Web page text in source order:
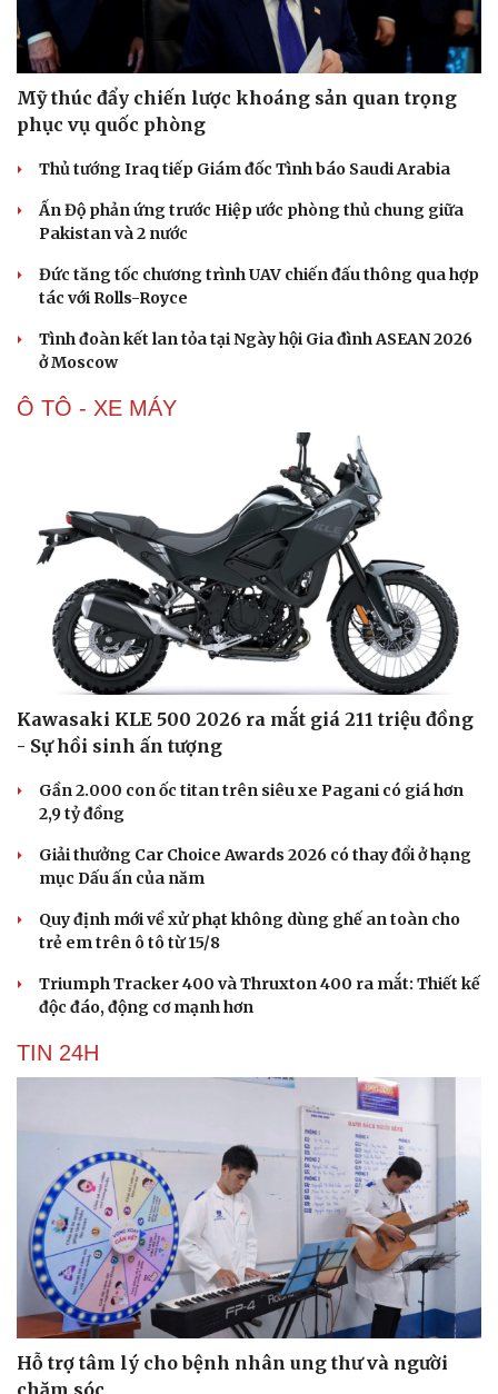
Du lịch
Tư vấn
check-in
Podcast
Cửa sổ tình yêu
Mỹ thúc đẩy chiến lược khoáng sản quan trọng
phục vụ quốc phòng
Thủ tướng Iraq tiếp Giám đốc Tình báo Saudi Arabia
Ấn Độ phản ứng trước Hiệp ước phòng thủ chung giữa
Pakistan và 2 nước
Đức tăng tốc chương trình UAV chiến đấu thông qua hợp
tác với Rolls-Royce
Tình đoàn kết lan tỏa tại Ngày hội Gia đình ASEAN 2026
ở Moscow
Ô TÔ - XE MÁY
Kawasaki KLE 500 2026 ra mắt giá 211 triệu đồng
- Sự hồi sinh ấn tượng
Gần 2.000 con ốc titan trên siêu xe Pagani có giá hơn
2,9 tỷ đồng
Giải thưởng Car Choice Awards 2026 có thay đổi ở hạng
mục Dấu ấn của năm
Quy định mới về xử phạt không dùng ghế an toàn cho
trẻ em trên ô tô từ 15/8
Triumph Tracker 400 và Thruxton 400 ra mắt: Thiết kế
độc đáo, động cơ mạnh hơn
TIN 24H
Hỗ trợ tâm lý cho bệnh nhân ung thư và người